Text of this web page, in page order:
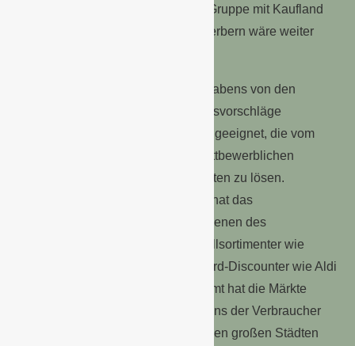
EDEKA, REWE und der Schwarz-Gruppe mit Kaufland
und Lidl gegenüber ihren Wettbewerbern wäre weiter
Die nach der Abmahnung des Vorhabens von den
Beteiligten vorgelegten Kompromissvorschläge
(sogenannte Zusagen) waren nicht geeignet, die vom
Bundeskartellamt festgestellten wettbewerblichen
Probleme auf den betroffenen Märkten zu lösen.
Bei der Bewertung des Vorhabens hat das
Bundeskartellamt alle Vertriebsschienen des
Lebensmitteleinzelhandels vom Vollsortimenter wie
REWE und EDEKA bis hin zum Hard-Discounter wie Aldi
berücksichtigt. Das Bundeskartellamt hat die Märkte
entsprechend des Einkaufsverhaltens der Verbraucher
lokal oder regional abgegrenzt. In den großen Städten